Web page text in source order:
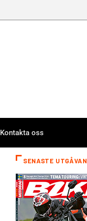
Kontakta oss
SENASTE UTGÅVAN